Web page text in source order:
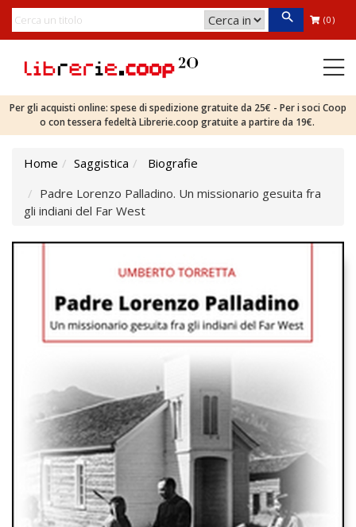
(0)
Per gli acquisti online: spese di spedizione gratuite da 25€ - Per i soci Coop
o con tessera fedeltà Librerie.coop gratuite a partire da 19€.
Home Saggistica
Biografie
Padre Lorenzo Palladino. Un missionario gesuita fra
gli indiani del Far West